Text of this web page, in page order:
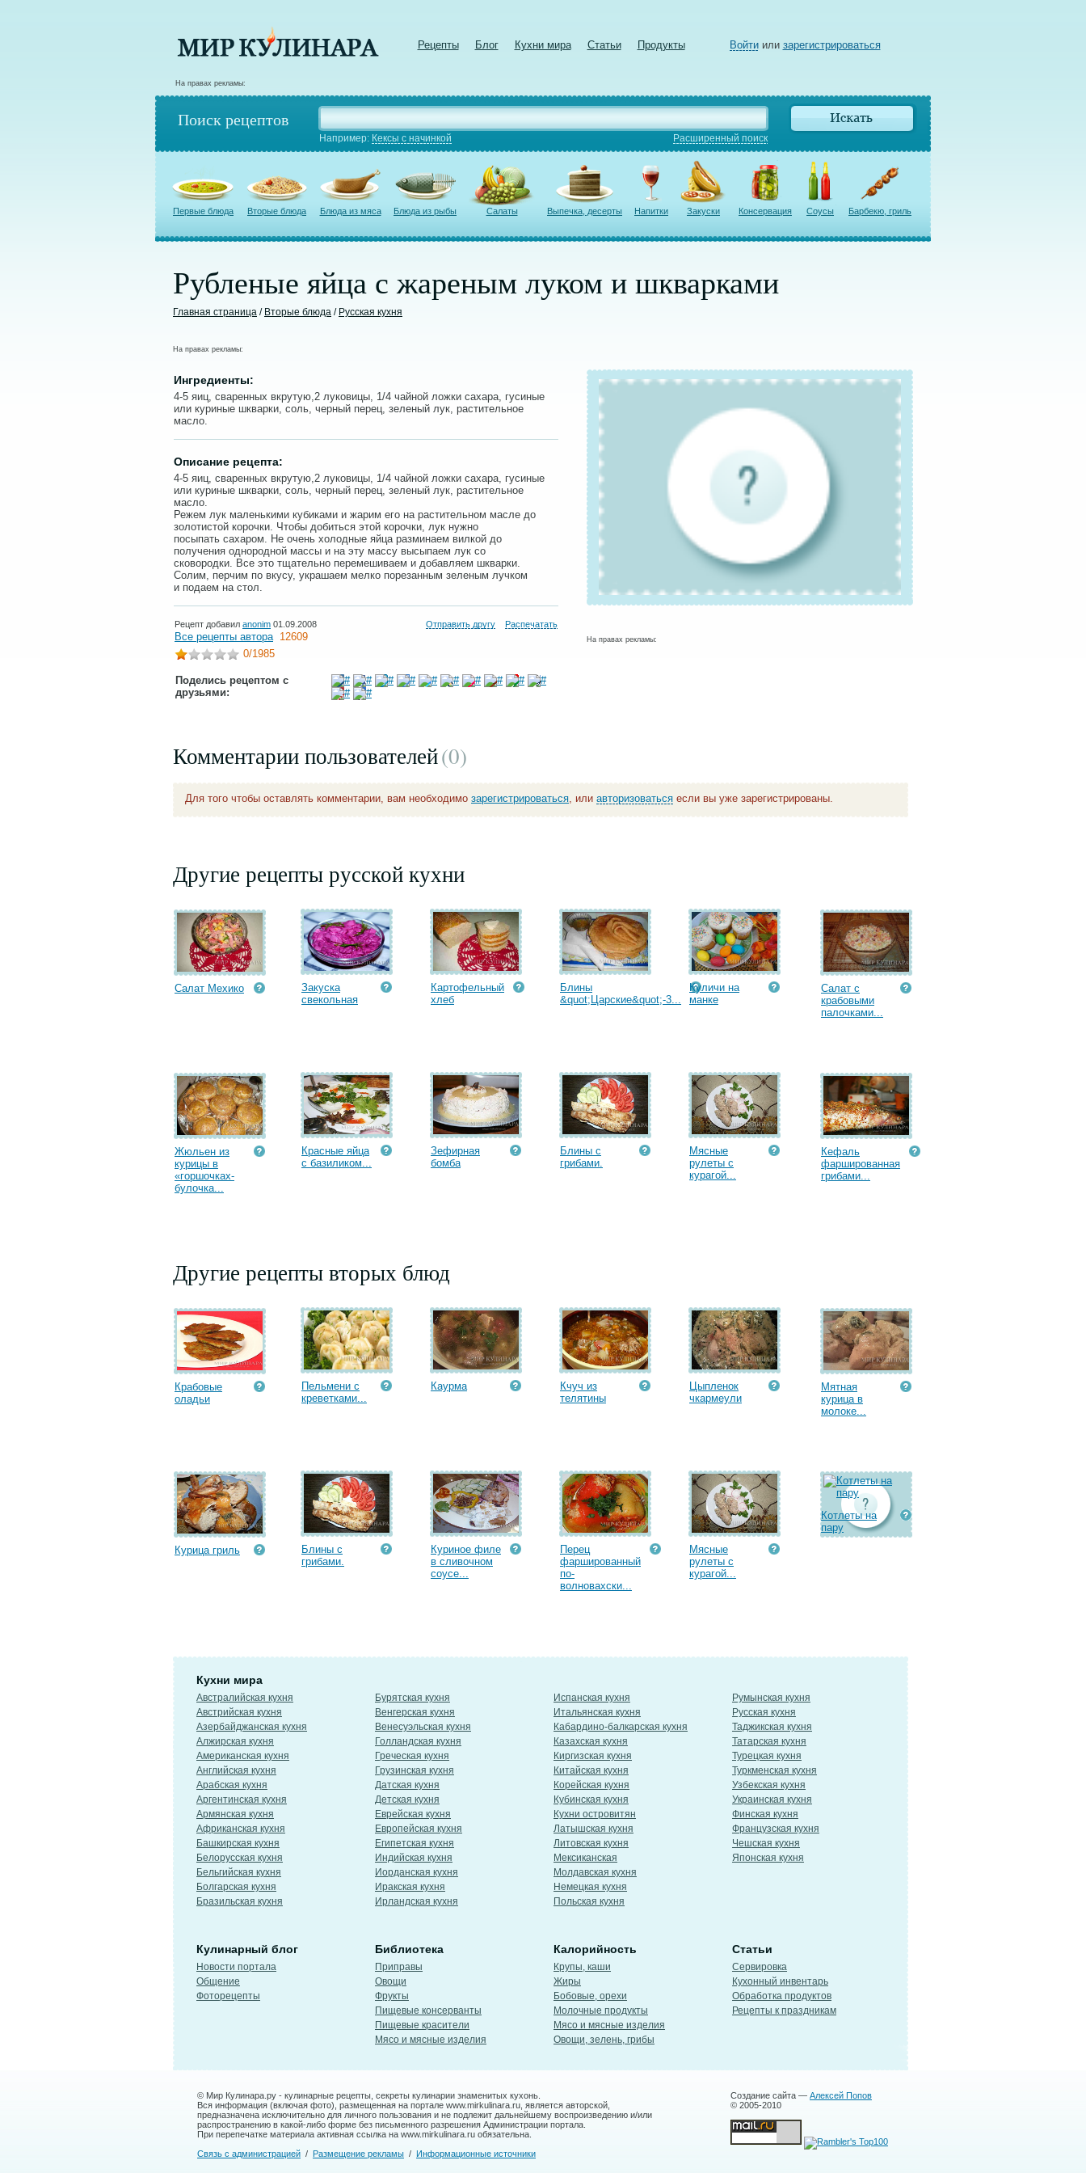
Рецепты Блог Кухни мира Статьи Продукты Войтиили зарегистрироваться
На правах рекламы:
Поиск рецептов
Например: Кексы с начинкой Расширенный поиск
Первые блюда Вторые блюда Блюда из мяса Блюда из рыбы Салаты Выпечка, десерты Напитки Закуски Консервация Соусы Барбекю, гриль
Рубленые яйца с жареным луком и шкварками
Главная страница / Вторые блюда / Русская кухня
На правах рекламы:
Ингредиенты:
4-5 яиц, сваренных вкрутую,2 луковицы, 1/4 чайной ложки сахара, гусиные
или куриные шкварки, соль, черный перец, зеленый лук, растительное
масло.
Описание рецепта:
4-5 яиц, сваренных вкрутую,2 луковицы, 1/4 чайной ложки сахара, гусиные
или куриные шкварки, соль, черный перец, зеленый лук, растительное
масло.
Режем лук маленькими кубиками и жарим его на растительном масле до
золотистой корочки. Чтобы добиться этой корочки, лук нужно
посыпать сахаром. Не очень холодные яйца разминаем вилкой до
получения однородной массы и на эту массу высыпаем лук со
сковородки. Все это тщательно перемешиваем и добавляем шкварки.
Солим, перчим по вкусу, украшаем мелко порезанным зеленым лучком
и подаем на стол.
Рецепт добавил anonim 01.09.2008 Отправить другу Распечатать
Все рецепты автора 12609
0/1985
Поделись рецептом с
друзьями:
На правах рекламы:
Комментарии пользователей(0)
Для того чтобы оставлять комментарии, вам необходимо зарегистрироваться, или авторизоваться если вы уже зарегистрированы.
Другие рецепты русской кухни
Салат Мехико
Закуска
свекольная
Картофельный
хлеб
Блины
&quot;Царские&quot;-3...
Куличи на
манке
Салат с
крабовыми
палочками...
Жюльен из
курицы в
«горшочках-
булочка...
Красные яйца
с базиликом...
Зефирная
бомба
Блины с
грибами.
Мясные
рулеты с
курагой...
Кефаль
фаршированная
грибами...
Другие рецепты вторых блюд
Крабовые
оладьи
Пельмени с
креветками...
Каурма
Кчуч из
телятины
Цыпленок
чкармеули
Мятная
курица в
молоке...
Курица гриль
Блины с
грибами.
Куриное филе
в сливочном
соусе...
Перец
фаршированный
по-
волновахски...
Мясные
рулеты с
курагой...
Котлеты на
пару
Кухни мира
Австралийская кухня
Австрийская кухня
Азербайджанская кухня
Алжирская кухня
Американская кухня
Английская кухня
Арабская кухня
Аргентинская кухня
Армянская кухня
Африканская кухня
Башкирская кухня
Белорусская кухня
Бельгийская кухня
Болгарская кухня
Бразильская кухня
Бурятская кухня
Венгерская кухня
Венесуэльская кухня
Голландская кухня
Греческая кухня
Грузинская кухня
Датская кухня
Детская кухня
Еврейская кухня
Европейская кухня
Египетская кухня
Индийская кухня
Иорданская кухня
Иракская кухня
Ирландская кухня
Испанская кухня
Итальянская кухня
Кабардино-балкарская кухня
Казахская кухня
Киргизская кухня
Китайская кухня
Корейская кухня
Кубинская кухня
Кухни островитян
Латышская кухня
Литовская кухня
Мексиканская
Молдавская кухня
Немецкая кухня
Польская кухня
Румынская кухня
Русская кухня
Таджикская кухня
Татарская кухня
Турецкая кухня
Туркменская кухня
Узбекская кухня
Украинская кухня
Финская кухня
Французская кухня
Чешская кухня
Японская кухня
Кулинарный блог
Новости портала
Общение
Фоторецепты
Библиотека
Приправы
Овощи
Фрукты
Пищевые консерванты
Пищевые красители
Мясо и мясные изделия
Калорийность
Крупы, каши
Жиры
Бобовые, орехи
Молочные продукты
Мясо и мясные изделия
Овощи, зелень, грибы
Статьи
Сервировка
Кухонный инвентарь
Обработка продуктов
Рецепты к праздникам
© Мир Кулинара.ру - кулинарные рецепты, секреты кулинарии знаменитых кухонь.
Вся информация (включая фото), размещенная на портале www.mirkulinara.ru, является авторской,
предназначена исключительно для личного пользования и не подлежит дальнейшему воспроизведению и/или
распространению в какой-либо форме без письменного разрешения Администрации портала.
При перепечатке материала активная ссылка на www.mirkulinara.ru обязательна.
Связь с администрацией / Размещение рекламы / Информационные источники
Создание сайта — Алексей Попов
© 2005-2010